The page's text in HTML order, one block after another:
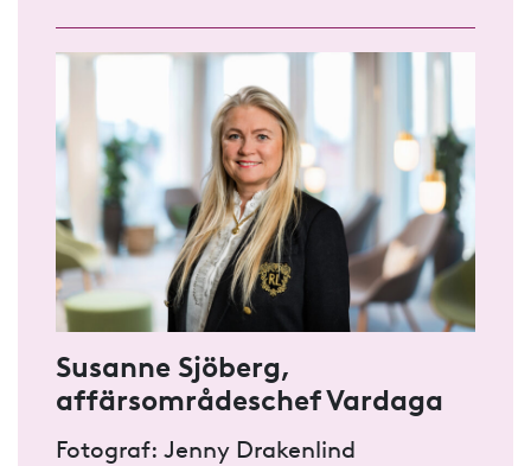
Susanne Sjöberg,
affärsområdeschef Vardaga
Fotograf: Jenny Drakenlind